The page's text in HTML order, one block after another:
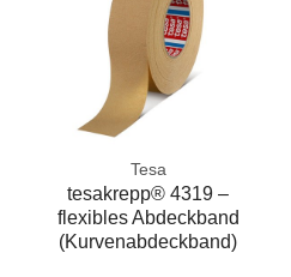
Tesa
tesakrepp® 4319 –
flexibles Abdeckband
(Kurvenabdeckband)